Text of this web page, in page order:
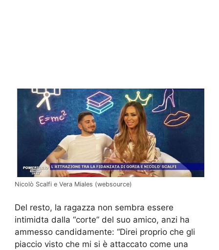
Nicolò Scalfi e Vera Miales (websource)
Del resto, la ragazza non sembra essere
intimidta dalla “corte” del suo amico, anzi ha
ammesso candidamente: “Direi proprio che gli
piaccio visto che mi si è attaccato come una